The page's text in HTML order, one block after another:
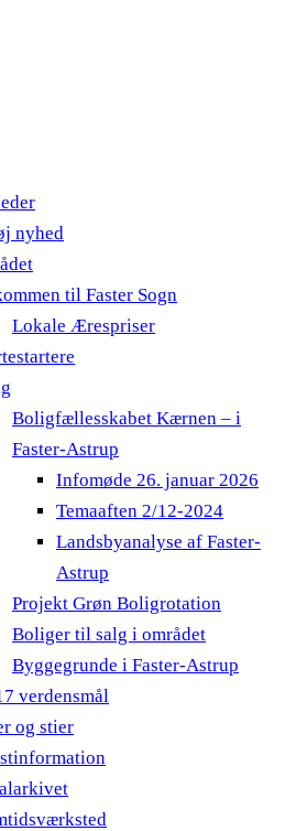
nyhed
til Faster Sogn
Lokale Ærespriser
Boligfællesskabet Kærnen – i
Faster-Astrup
Infomøde 26. januar 2026
Temaaften 2/12-2024
Landsbyanalyse af Faster-
Astrup
Projekt Grøn Boligrotation
Boliger til salg i området
Byggegrunde i Faster-Astrup
verdensmål
og stier